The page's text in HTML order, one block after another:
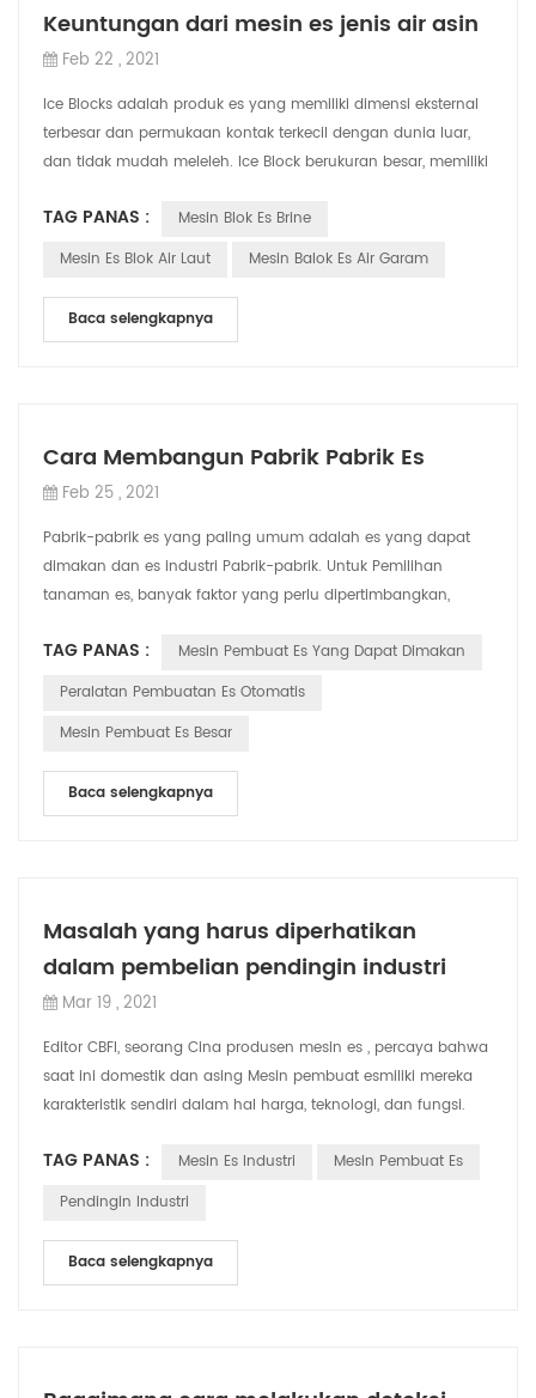
Keuntungan dari mesin es jenis air asin
Feb 22 , 2021
Ice Blocks adalah produk es yang memiliki dimensi eksternal
terbesar dan permukaan kontak terkecil dengan dunia luar,
dan tidak mudah meleleh. Ice Block berukuran besar, memiliki
TAG PANAS :
Mesin Blok Es Brine
Mesin Es Blok Air Laut
Mesin Balok Es Air Garam
Baca selengkapnya
Cara Membangun Pabrik Pabrik Es
Feb 25 , 2021
Pabrik-pabrik es yang paling umum adalah es yang dapat
dimakan dan es industri Pabrik-pabrik. Untuk Pemilihan
tanaman es, banyak faktor yang perlu dipertimbangkan,
TAG PANAS :
Mesin Pembuat Es Yang Dapat Dimakan
Peralatan Pembuatan Es Otomatis
Mesin Pembuat Es Besar
Baca selengkapnya
Masalah yang harus diperhatikan
dalam pembelian pendingin industri
Mar 19 , 2021
Editor CBFI, seorang Cina produsen mesin es , percaya bahwa
saat ini domestik dan asing Mesin pembuat esmiliki mereka
karakteristik sendiri dalam hal harga, teknologi, dan fungsi.
TAG PANAS : Mesin Es Industri
Mesin Pembuat Es
Pendingin Industri
Baca selengkapnya